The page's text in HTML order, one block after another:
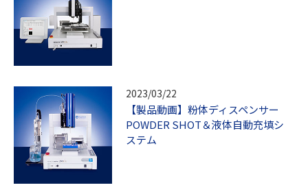
2023/03/22
【製品動画】粉体ディスペンサー
POWDER SHOT＆液体自動充填シ
ステム